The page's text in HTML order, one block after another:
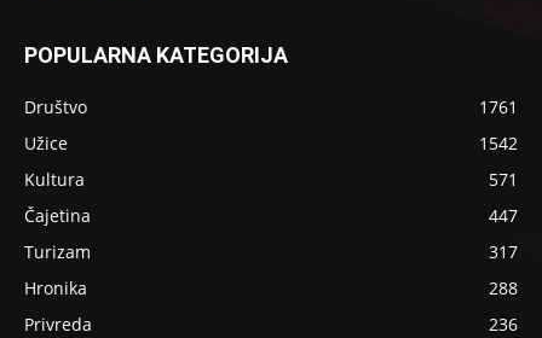
POPULARNA KATEGORIJA
Društvo
1761
Užice
1542
Kultura
571
Čajetina
447
Turizam
317
Hronika
288
Privreda
236